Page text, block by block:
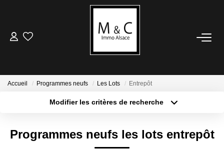
ACHETER
LOUER
Avis De Valeur
Estimation En Ligne
Accueil Programmes neufs Les Lots Entrepôt
Modifier les critères de recherche
Sélectionnez...
Type de bien
Programmes neufs les lots entrepôt